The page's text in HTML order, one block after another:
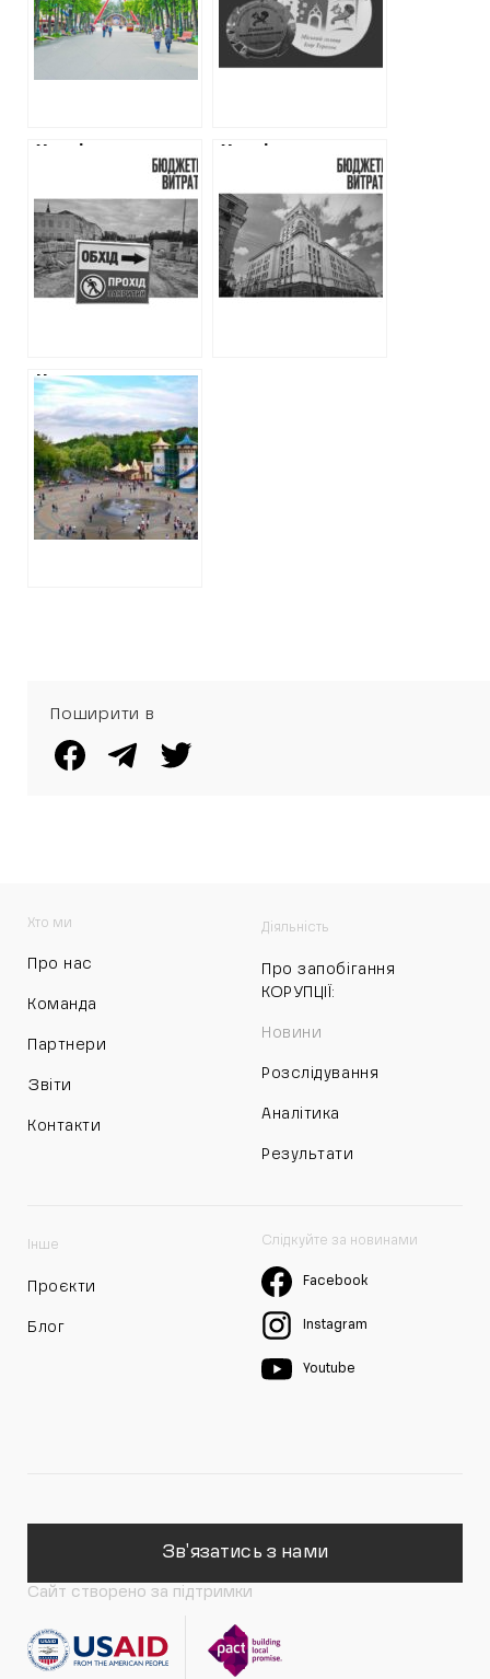
кв. м нерухомості
в Харкові в
заставі – торги не
відбулись
школярів з
піаром Терехова
Харківська
витратить ще 36
мільйонів на
Лопанську
набережну
Харківська
витратить понад
2,5 мільйона
гривень на свій
піар на радіо
На торги вперше
виставлений
кредит із
атракціонами в
парку Горького та
понад 60 тисяч
кв. м нерухомості
в Харкові в
Поширити в
Хто ми
Про нас
Команда
Партнери
Звіти
Контакти
Діяльність
Про запобігання
КОРУПЦІЇ:
Новини
Розслідування
Аналітика
Результати
Інше
Проєкти
Блог
Слідкуйте за новинами
Facebook
Instagram
Youtube
Зв'язатись з нами
Сайт створено за підтримки